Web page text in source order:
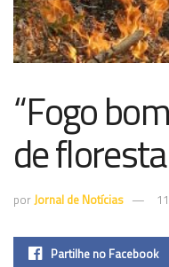
“Fogo
de floresta
porJornal de Notícias
Partilhe no Facebook